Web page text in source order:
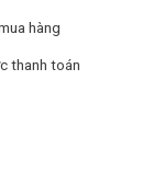
hàng
thanh toán